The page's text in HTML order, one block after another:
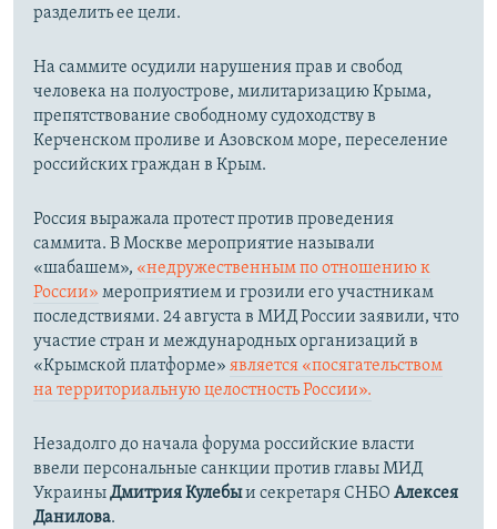
разделить ее цели.
На саммите осудили нарушения прав и свобод
человека на полуострове, милитаризацию Крыма,
препятствование свободному судоходству в
Керченском проливе и Азовском море, переселение
российских граждан в Крым.
Россия выражала протест против проведения
саммита. В Москве мероприятие называли
«шабашем», «недружественным по отношению к
России» мероприятием и грозили его участникам
последствиями. 24 августа в МИД России заявили, что
участие стран и международных организаций в
«Крымской платформе» является «посягательством
на территориальную целостность России».
Незадолго до начала форума российские власти
ввели персональные санкции против главы МИД
УкраиныДмитрия Кулебыи секретаря СНБО Алексея
Данилова.